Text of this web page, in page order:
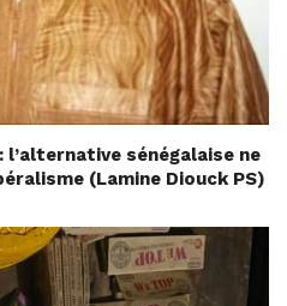
sénégalaise ne
(Lamine Diouck PS)